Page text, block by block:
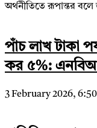
অর্থনীতিতে রূপান্তর
পাঁচ লাখ টাকা
কর ৫%:
3 February 2026,